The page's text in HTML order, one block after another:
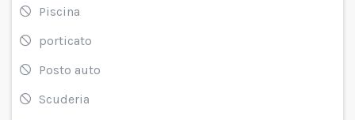
Piscina
porticato
Posto auto
Scuderia